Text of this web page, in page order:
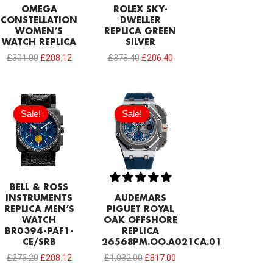
OMEGA
CONSTELLATION
WOMEN’S
WATCH REPLICA
£301.00 £208.12
ROLEX SKY-
DWELLER
REPLICA GREEN
SILVER
£378.40 £206.40
Sale!
Sale!
BELL & ROSS
INSTRUMENTS
REPLICA MEN’S
WATCH
BR0394-PAF1-
CE/SRB
£275.20
Original
price
was:
£275.20.
£208.12
Sale!
Sale!
AUDEMARS
PIGUET ROYAL
OAK OFFSHORE
REPLICA
26568PM.OO.A021CA.01
£1,032.00
Original
price
was:
£1,032.00.
£817.00